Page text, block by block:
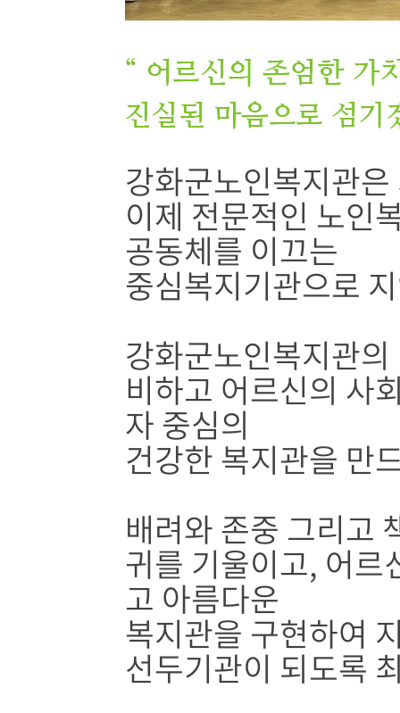
강화군노인복지관
이제 전문적인 노인
공동체를 이끄는
중심복지기관으로
강화군노인복지관
비하고 어르신의 사
자 중심의
건강한 복지관을 만
배려와 존중 그리고
귀를 기울이고, 어르
고 아름다운
복지관을 구현하여
선두기관이 되도록